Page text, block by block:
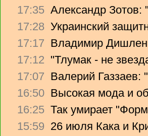
17:35 Александр Зотов:
17:28 Украинский
17:17 Владимир
17:12 "Тлумак - не
17:07 Валерий Газзаев:
16:50 Высокая мода и
16:25 Так умирает
15:59 26 июля Кака и